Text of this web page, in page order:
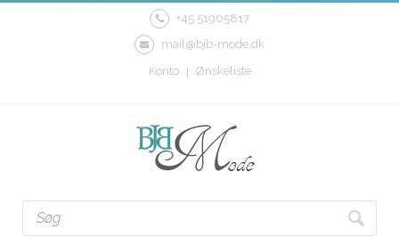
+45 51905817
mail@bjb-mode.dk
Konto
Ønskeliste